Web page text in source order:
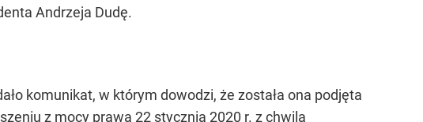
Andrzeja Dudę.
komunikat, w którym dowodzi, że została ona podjęta
z mocy prawa 22 stycznia 2020 r. z chwilą